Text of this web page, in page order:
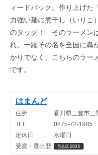
ィードバック。作り上げた
力強い麺に煮干し（いりこ
のタッグ！ そのラーメン
れ、一躍その名を全国に轟
かりでなく、こちらのラー
です。